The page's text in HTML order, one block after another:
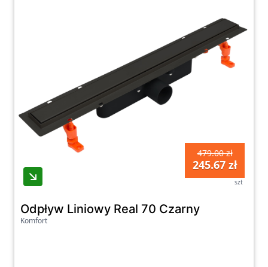
479.00 zł
245.67 zł
szt
Odpływ Liniowy Real 70 Czarny
Komfort